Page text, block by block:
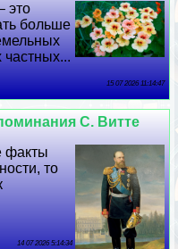
это
больше
частных...
15 07 2026 11:14:47
С. Витте
факты
то
14 07 2026 5:14:34